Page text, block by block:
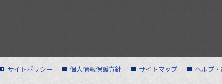
サイトポリシー 個人情報保護方針 サイトマップ ヘルプ